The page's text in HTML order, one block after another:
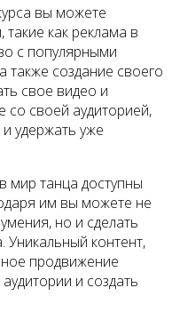
вы можете
как реклама в
с популярными
также создание своего
свое видео и
своей аудиторией,
удержать уже
мир танца доступны
им вы можете не
но и сделать
Уникальный контент,
продвижение
и создать